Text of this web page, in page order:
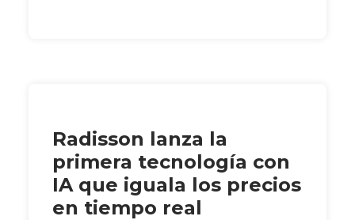
Radisson lanza la
primera tecnología con
IA que iguala los precios
en tiempo real